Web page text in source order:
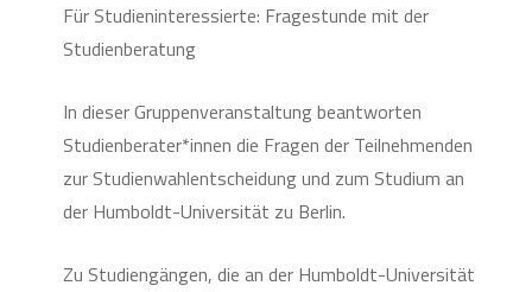
Für Studieninteressierte: Fragestunde mit der
Studienberatung
In dieser Gruppenveranstaltung beantworten
Studienberater*innen die Fragen der Teilnehmenden
zur Studienwahlentscheidung und zum Studium an
der Humboldt-Universität zu Berlin.
Zu Studiengängen, die an der Humboldt-Universität